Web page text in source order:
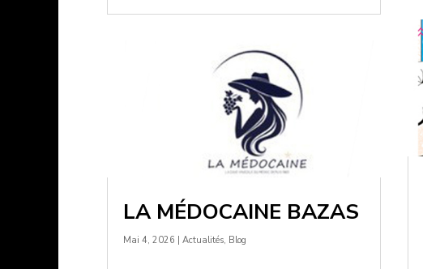
LA MÉDOCAINE BAZAS
Mai 4, 2026 Actualités, Blog